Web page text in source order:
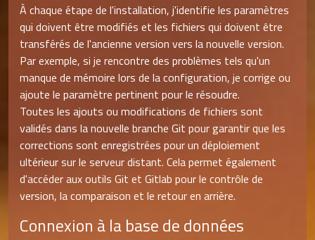
À chaque étape de l'installation, j'identifie les paramètres
qui doivent être modifiés et les fichiers qui doivent être
transférés de l'ancienne version vers la nouvelle version.
Par exemple, si je rencontre des problèmes tels qu'un
manque de mémoire lors de la configuration, je corrige ou
ajoute le paramètre pertinent pour le résoudre.
Toutes les ajouts ou modifications de fichiers sont
validés dans la nouvelle branche Git pour garantir que les
corrections sont enregistrées pour un déploiement
ultérieur sur le serveur distant. Cela permet également
d'accéder aux outils Git et Gitlab pour le contrôle de
version, la comparaison et le retour en arrière.
Connexion à la base de données